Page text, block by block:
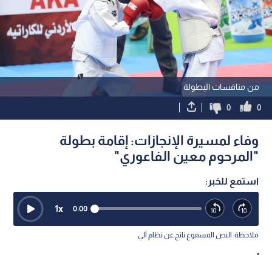
من منافسات البطولة
0
0
وفاء لمسيرة الإنجازات: إقامة بطولة
"المرحوم معين الفاعوري"
استمع للخبر:
0:00
1x
ملاحظة: النص المسموع ناتج عن نظام آلي